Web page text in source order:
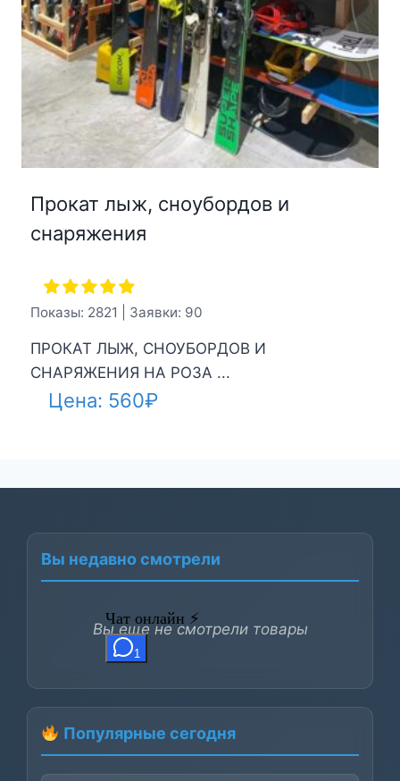
Прокат лыж, сноубордов и
снаряжения
Показы: 2821 | Заявки: 90
ПРОКАТ ЛЫЖ, СНОУБОРДОВ И
СНАРЯЖЕНИЯ НА РОЗА ...
Цена: 560₽
Вы недавно смотрели
Вы еще не смотрели товары
Популярные сегодня